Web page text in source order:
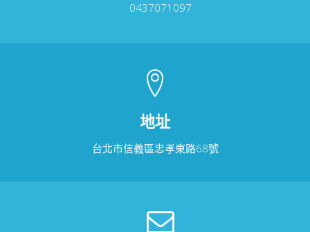
0437071097
地址
台北市信義區忠孝東路68號